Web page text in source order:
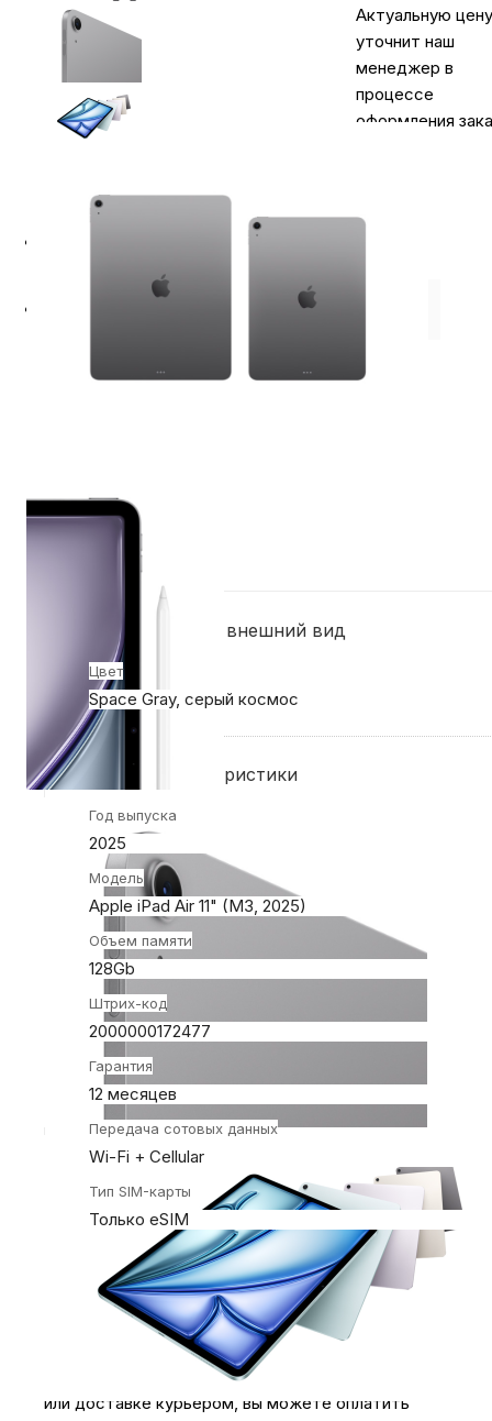
Актуальную цену
уточнит наш
менеджер в
процессе
оформления
Конструкция и внешний вид
Цвет
Space Gray, серый космос
Общие характеристики
Год выпуска
2025
Модель
Apple iPad Air 11" (M3, 2025)
Объем памяти
128Gb
Штрих-код
2000000172477
Гарантия
12 месяцев
Передача сотовых данных
Wi-Fi + Cellular
Тип SIM-карты
Только eSIM
Оплачивайте покупки удобным способом. В
интернет-магазине My Store доступно несколько
вариантов оплаты:
При покупке в магазине My Store
или доставке курьером, вы можете оплатить